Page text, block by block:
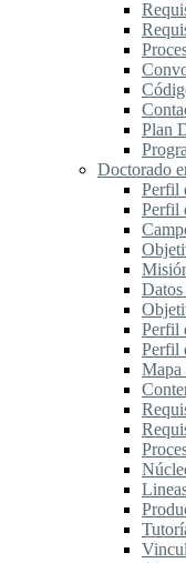
Plan
Doctorado
Perfil
Perfil
Datos
Perfil
Perfil
Mapa